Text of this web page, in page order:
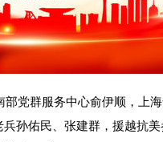
群服务中心俞伊顺，上
孙佑民、张建群，援越抗